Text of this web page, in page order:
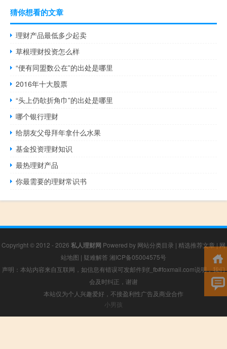
猜你想看的文章
理财产品最低多少起卖
草根理财投资怎么样
“便有同盟数公在”的出处是哪里
2016年十大股票
“头上仍欹折角巾”的出处是哪里
哪个银行理财
给朋友父母拜年拿什么水果
基金投资理财知识
最热理财产品
你最需要的理财常识书
Copyright © 2012 - 2026 私人理财网 Powered by 网站分类目录 | 精选推荐文章|网
站地图 | 疑难解答 湘ICP备05004575号
声明：本站内容来自互联网，如信息有错误可发邮件到f_fb#foxmail.com说明，我们
会及时纠正，谢谢
本站仅为个人兴趣爱好，不接盈利性广告及商业合作
小男孩